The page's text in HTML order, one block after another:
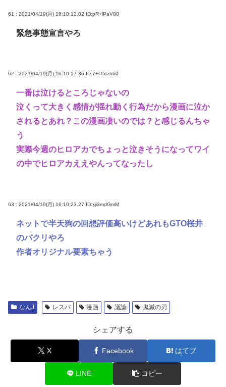
61 : 2021/04/19(月) 16:10:12.02 ID:pR+lPaV00
緊急事態宣言やろ
62 : 2021/04/19(月) 16:10:17.36 ID:7+O5tzhh0
一番は泣けるところじゃないの
泣くって大きく感情が揺れ動く行為だから漫画に泣か
されるとあれ？この漫画凄いのでは？と感じるんちゃ
う
実際今週のヒロアカでちょっと泣きそうになってワイ
の中でヒロアカええやんってなったし
63 : 2021/04/19(月) 16:10:23.27 ID:xji3mdGmM
ネットで半天狗の回想評価高いけどあれもGTO桜井
のパクリやろ
作者オリジナル要素ちゃう
なんJ レスバ 漫画 議論 鬼滅の刃
シェアする
X Facebook はてブ
LINE コピー